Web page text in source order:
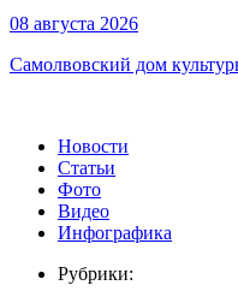
08 августа 2026
Самолвовский дом
Новости
Статьи
Фото
Видео
Инфографика
Рубрики: